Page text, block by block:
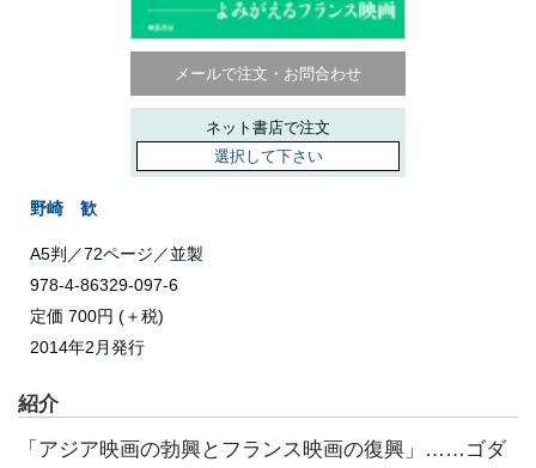
メールで注文・お問合わせ
ネット書店で注文
選択して下さい
野崎 歓
A5判／72ページ／並製
978-4-86329-097-6
定価 700円 (＋税)
2014年2月発行
紹介
「アジア映画の勃興とフランス映画の復興」……ゴダ